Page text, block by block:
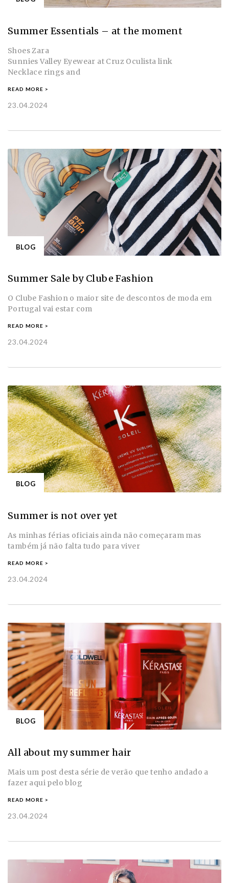
Summer Essentials – at the moment
Shoes Zara
Sunnies Valley Eyewear at Cruz Oculista link
Necklace rings and
READ MORE >
23.04.2024
BLOG
Summer Sale by Clube Fashion
O Clube Fashion o maior site de descontos de moda em
Portugal vai estar com
READ MORE >
23.04.2024
BLOG
Summer is not over yet
As minhas férias oficiais ainda não começaram mas
também já não falta tudo para viver
READ MORE >
23.04.2024
BLOG
All about my summer hair
Mais um post desta série de verão que tenho andado a
fazer aqui pelo blog
READ MORE >
23.04.2024